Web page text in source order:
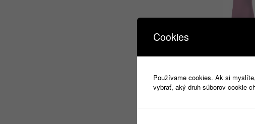
Cookies
Používame cookies. Ak si
vybrať, aký druh súborov cookie